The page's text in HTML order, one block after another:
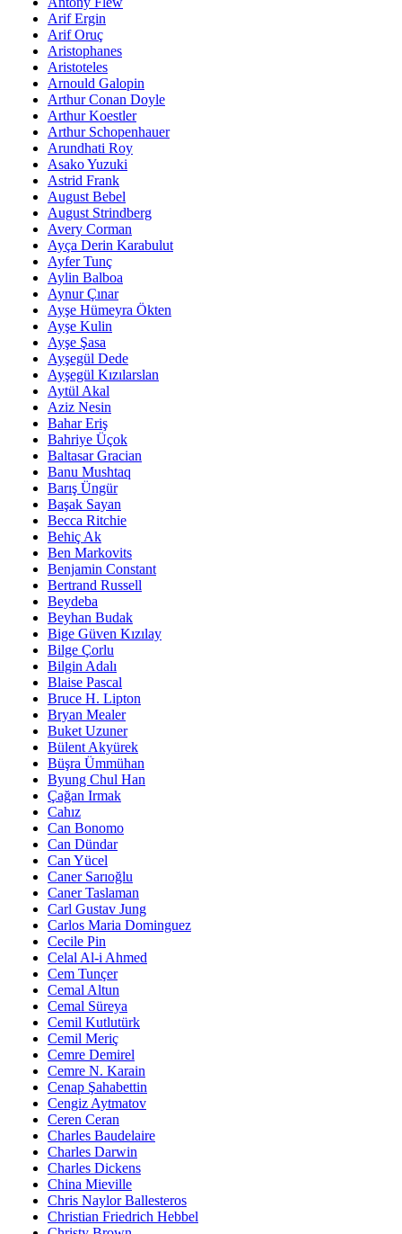
Arif Ergin
Arif Oruç
Aristophanes
Aristoteles
Arnould Galopin
Arthur Conan Doyle
Arthur Koestler
Arthur Schopenhauer
Arundhati Roy
Asako Yuzuki
Astrid Frank
August Bebel
August Strindberg
Avery Corman
Ayça Derin Karabulut
Ayfer Tunç
Aylin Balboa
Aynur Çınar
Ayşe Hümeyra Ökten
Ayşe Kulin
Ayşe Şasa
Ayşegül Dede
Ayşegül Kızılarslan
Aytül Akal
Aziz Nesin
Bahar Eriş
Bahriye Üçok
Baltasar Gracian
Banu Mushtaq
Barış Üngür
Başak Sayan
Becca Ritchie
Behiç Ak
Ben Markovits
Benjamin Constant
Bertrand Russell
Beydeba
Beyhan Budak
Bige Güven Kızılay
Bilge Çorlu
Bilgin Adalı
Blaise Pascal
Bruce H. Lipton
Bryan Mealer
Buket Uzuner
Bülent Akyürek
Büşra Ümmühan
Byung Chul Han
Çağan Irmak
Cahız
Can Bonomo
Can Dündar
Can Yücel
Caner Sarıoğlu
Caner Taslaman
Carl Gustav Jung
Carlos Maria Dominguez
Cecile Pin
Celal Al-i Ahmed
Cem Tunçer
Cemal Altun
Cemal Süreya
Cemil Kutlutürk
Cemil Meriç
Cemre Demirel
Cemre N. Karain
Cenap Şahabettin
Cengiz Aytmatov
Ceren Ceran
Charles Baudelaire
Charles Darwin
Charles Dickens
China Mieville
Chris Naylor Ballesteros
Christian Friedrich Hebbel